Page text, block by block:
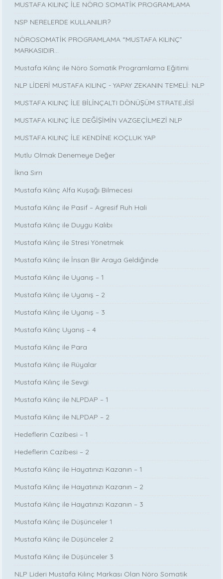
MUSTAFA KILINÇ İLE NÖRO SOMATİK PROGRAMLAMA
NSP NERELERDE KULLANILIR?
NÖROSOMATİK PROGRAMLAMA “MUSTAFA KILINÇ”
MARKASIDIR…
Mustafa Kılınç ile Nöro Somatik Programlama Eğitimi
NLP LİDERİ MUSTAFA KILINÇ - YAPAY ZEKANIN TEMELİ: NLP
MUSTAFA KILINÇ İLE BİLİNÇALTI DÖNÜŞÜM STRATEJİSİ
MUSTAFA KILINÇ İLE DEĞİŞİMİN VAZGEÇİLMEZİ NLP
MUSTAFA KILINÇ İLE KENDİNE KOÇLUK YAP
Mutlu Olmak Denemeye Değer
İkna Sırrı
Mustafa Kılınç Alfa Kuşağı Bilmecesi
Mustafa Kılınç ile Pasif – Agresif Ruh Hali
Mustafa Kılınç ile Duygu Kalıbı
Mustafa Kılınç ile Stresi Yönetmek
Mustafa Kılınç ile İnsan Bir Araya Geldiğinde
Mustafa Kılınç ile Uyanış – 1
Mustafa Kılınç ile Uyanış – 2
Mustafa Kılınç ile Uyanış – 3
Mustafa Kılınç Uyanış – 4
Mustafa Kılınç ile Para
Mustafa Kılınç ile Rüyalar
Mustafa Kılınç ile Sevgi
Mustafa Kılınç ile NLPDAP – 1
Mustafa Kılınç ile NLPDAP – 2
Hedeflerin Cazibesi – 1
Hedeflerin Cazibesi – 2
Mustafa Kılınç ile Hayatınızı Kazanın – 1
Mustafa Kılınç ile Hayatınızı Kazanın – 2
Mustafa Kılınç ile Hayatınızı Kazanın – 3
Mustafa Kılınç ile Düşünceler 1
Mustafa Kılınç ile Düşünceler 2
Mustafa Kılınç ile Düşünceler 3
NLP Lideri Mustafa Kılınç Markası Olan Nöro Somatik